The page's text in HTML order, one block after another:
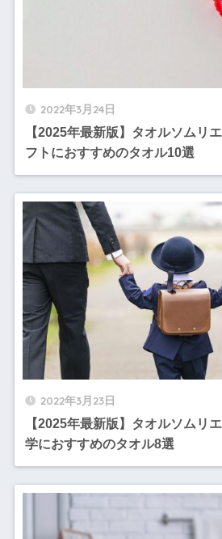
2022年3月24日
【2025年最新版】タオルソムリ
フトにおすすめのタオル10選
2022年3月23日
【2025年最新版】タオルソムリ
学におすすめのタオル8選